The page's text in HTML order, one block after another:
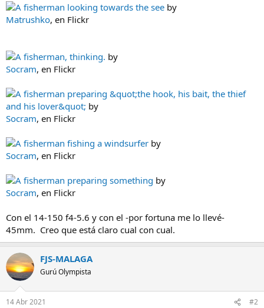
A fisherman looking towards the see by
Matrushko, en Flickr
A fisherman, thinking. by
Socram, en Flickr
A fisherman preparing &quot;the hook, his bait, the thief
and his lover&quot; by
Socram, en Flickr
A fisherman fishing a windsurfer by
Socram, en Flickr
A fisherman preparing something by
Socram, en Flickr
Con el 14-150 f4-5.6 y con el -por fortuna me lo llevé-
45mm. Creo que está claro cual con cual.
FJS-MALAGA
Gurú Olympista
14 Abr 2021 #2